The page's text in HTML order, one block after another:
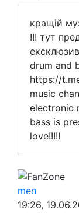
кращій
!!! тут
drum and
https://
music
electronic
bass is
love!!!!!
FanZone
men
19:26,